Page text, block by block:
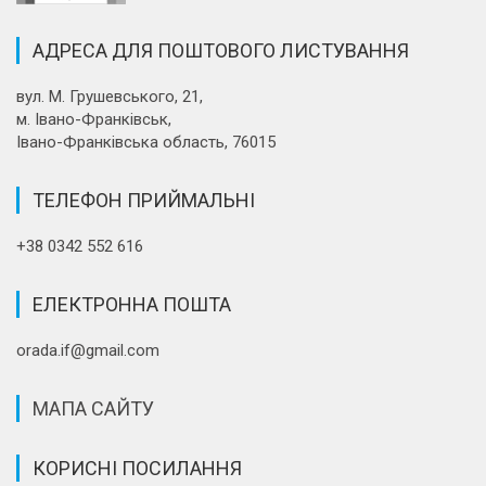
АДРЕСА ДЛЯ ПОШТОВОГО ЛИСТУВАННЯ
вул. М. Грушевського, 21,
м. Івано-Франківськ,
Івано-Франківська область, 76015
ТЕЛЕФОН ПРИЙМАЛЬНІ
+38 0342 552 616
ЕЛЕКТРОННА ПОШТА
orada.if@gmail.com
МАПА САЙТУ
КОРИСНІ ПОСИЛАННЯ